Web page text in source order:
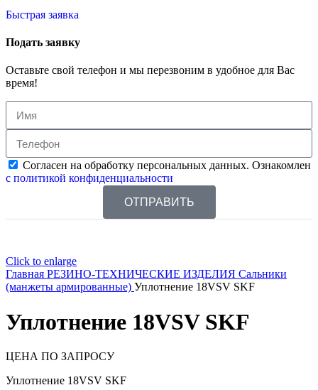
Быстрая заявка
Подать заявку
Оставьте свой телефон и мы перезвоним в удобное для Вас
время!
Согласен на обработку персональных данных. Ознакомлен
с политикой конфиденциальности
ОТПРАВИТЬ
Click to enlarge
Главная РЕЗИНО-ТЕХНИЧЕСКИЕ ИЗДЕЛИЯ Сальники
(манжеты армированные) Уплотнение 18VSV SKF
Уплотнение 18VSV SKF
ЦЕНА ПО ЗАПРОСУ
Уплотнение 18VSV SKF